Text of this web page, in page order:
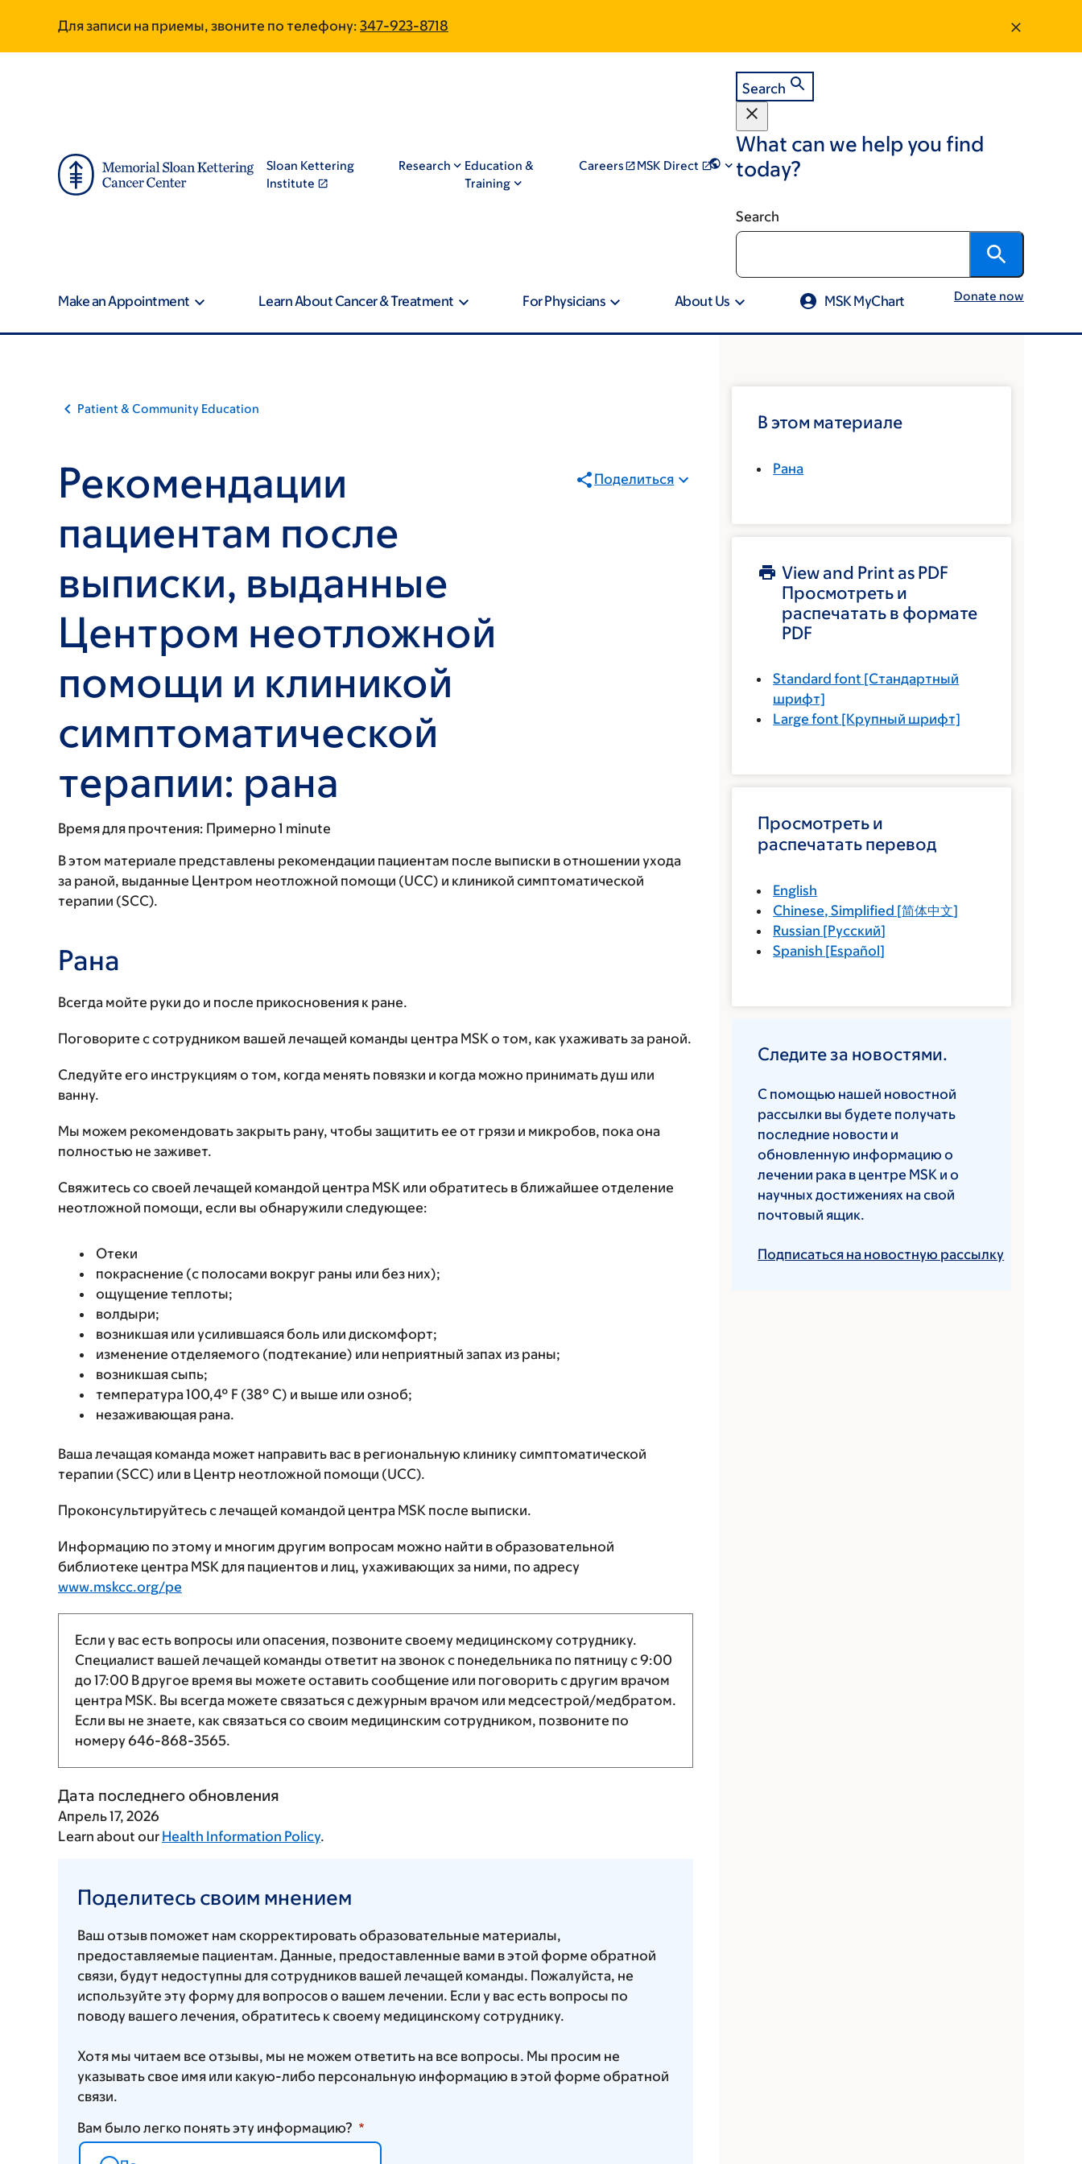
main
footer
Для записи на приемы, звоните по телефону: 347-923-8718
Sloan Kettering
Institute
Research
Education &
Training
Careers MSK Direct
Search
What can we help you find
today?
Search
Make an Appointment Learn About Cancer & Treatment For Physicians About Us MSK MyChart Donate now
Patient & Community Education
Рекомендации
пациентам после
выписки, выданные
Центром неотложной
помощи и клиникой
симптоматической
терапии: рана
Поделиться
Время для прочтения: Примерно 1 minute
В этом материале представлены рекомендации пациентам после выписки в отношении ухода
за раной, выданные Центром неотложной помощи (UCC) и клиникой симптоматической
терапии (SCC).
Рана
Всегда мойте руки до и после прикосновения к ране.
Поговорите с сотрудником вашей лечащей команды центра MSK о том, как ухаживать за раной.
Следуйте его инструкциям о том, когда менять повязки и когда можно принимать душ или
ванну.
Мы можем рекомендовать закрыть рану, чтобы защитить ее от грязи и микробов, пока она
полностью не заживет.
Свяжитесь со своей лечащей командой центра MSK или обратитесь в ближайшее отделение
неотложной помощи, если вы обнаружили следующее:
Отеки
покраснение (с полосами вокруг раны или без них);
ощущение теплоты;
волдыри;
возникшая или усилившаяся боль или дискомфорт;
изменение отделяемого (подтекание) или неприятный запах из раны;
возникшая сыпь;
температура 100,4° F (38° C) и выше или озноб;
незаживающая рана.
Ваша лечащая команда может направить вас в региональную клинику симптоматической
терапии (SCC) или в Центр неотложной помощи (UCC).
Проконсультируйтесь с лечащей командой центра MSK после выписки.
Информацию по этому и многим другим вопросам можно найти в образовательной
библиотеке центра MSK для пациентов и лиц, ухаживающих за ними, по адресу
www.mskcc.org/pe
Если у вас есть вопросы или опасения, позвоните своему медицинскому сотруднику.
Специалист вашей лечащей команды ответит на звонок с понедельника по пятницу с9:00
до 17:00 В другое время вы можете оставить сообщение или поговорить с другим врачом
центра MSK. Вы всегда можете связаться с дежурным врачом или медсестрой/медбратом.
Если вы не знаете, как связаться со своим медицинским сотрудником, позвоните по
номеру646-868-3565.
Дата последнего обновления
Апрель 17, 2026
Learn about our Health Information Policy.
своим
Поделитесь своим мнением
Ваш отзыв поможет нам скорректировать образовательные материалы,
предоставляемые пациентам. Данные, предоставленные вами в этой форме обратной
связи, будут недоступны для сотрудников вашей лечащей команды. Пожалуйста, не
используйте эту форму для вопросов о вашем лечении. Если у вас есть вопросы по
поводу вашего лечения, обратитесь к своему медицинскому сотруднику.
Хотя мы читаем все отзывы, мы не можем ответить на все вопросы. Мы просим не
указывать свое имя или какую-либо персональную информацию в этой форме обратной
связи.
Вам было легко понять эту информацию?
В этом материале
Рана
View and Print as PDF
Просмотреть и
распечатать в формате
PDF
Standard font [Стандартный
шрифт]
Large font [Крупный шрифт]
Просмотреть и
распечатать перевод
English
Chinese, Simplified [简体中文]
Russian [Русский]
Spanish [Español]
Следите за новостями.
С помощью нашей новостной
рассылки вы будете получать
последние новости и
обновленную информацию о
лечении рака в центре MSK и о
научных достижениях на свой
почтовый ящик.
Подписаться на новостную рассылку